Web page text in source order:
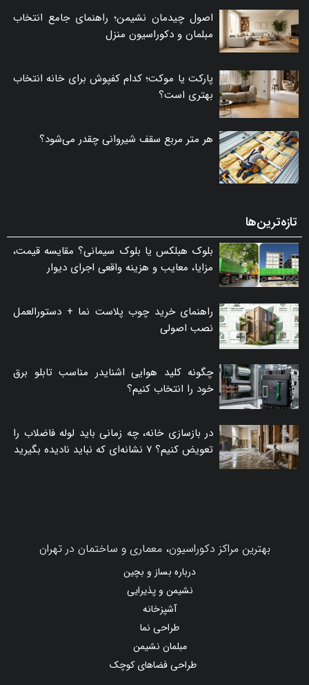
اصول چیدمان نشیمن؛ راهنمای جامع انتخاب
مبلمان و دکوراسیون منزل
پارکت یا موکت؛ کدام کفپوش برای خانه انتخاب
بهتری است؟
هر متر مربع سقف شیروانی چقدر می‌شود؟
تازه‌ترین‌ها
بلوک هبلکس یا بلوک سیمانی؟ مقایسه قیمت،
مزایا، معایب و هزینه واقعی اجرای دیوار
راهنمای خرید چوب پلاست نما + دستورالعمل
نصب اصولی
چگونه کلید هوایی اشنایدر مناسب تابلو برق
خود را انتخاب کنیم؟
در بازسازی خانه، چه زمانی باید لوله فاضلاب را
تعویض کنیم؟ ۷ نشانه‌ای که نباید نادیده بگیرید
بهترین مراکز دکوراسیون، معماری و ساختمان در تهران
درباره بساز و بچین
نشیمن و پذیرایی
آشپزخانه
طراحی نما
مبلمان نشیمن
طراحی فضاهای کوچک